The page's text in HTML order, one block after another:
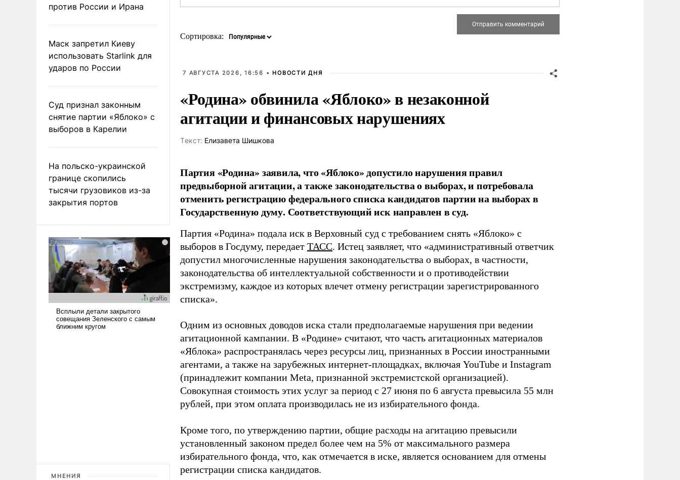
против России и Ирана
Маск запретил Киеву
использовать Starlink для
ударов по России
Суд признал законным
снятие партии «Яблоко» с
выборов в Карелии
На польско-украинской
границе скопились
тысячи грузовиков из-за
закрытия портов
МНЕНИЯ
Сортировка:
7 АВГУСТА 2026, 16:56 • НОВОСТИ ДНЯ
«Родина» обвинила «Яблоко» в незаконной
агитации и финансовых нарушениях
Tекст: Елизавета Шишкова
Партия «Родина» заявила, что «Яблоко» допустило нарушения правил
предвыборной агитации, а также законодательства о выборах, и потребовала
отменить регистрацию федерального списка кандидатов партии на выборах в
Государственную думу. Соответствующий иск направлен в суд.
Партия «Родина» подала иск в Верховный суд с требованием снять «Яблоко» с
выборов в Госдуму, передает ТАСС. Истец заявляет, что «административный ответчик
допустил многочисленные нарушения законодательства о выборах, в частности,
законодательства об интеллектуальной собственности и о противодействии
экстремизму, каждое из которых влечет отмену регистрации зарегистрированного
списка».
Одним из основных доводов иска стали предполагаемые нарушения при ведении
агитационной кампании. В «Родине» считают, что часть агитационных материалов
«Яблока» распространялась через ресурсы лиц, признанных в России иностранными
агентами, а также на зарубежных интернет-площадках, включая YouTube и Instagram
(принадлежит компании Meta, признанной экстремистской организацией).
Совокупная стоимость этих услуг за период с 27 июня по 6 августа превысила 55 млн
рублей, при этом оплата производилась не из избирательного фонда.
Кроме того, по утверждению партии, общие расходы на агитацию превысили
установленный законом предел более чем на 5% от максимального размера
избирательного фонда, что, как отмечается в иске, является основанием для отмены
регистрации списка кандидатов.